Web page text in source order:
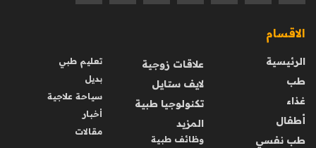
الاقسام
الرئيسية
طب
غذاء
أطفال
طب نفسي
علاقات زوجية
لايف ستايل
تكنولوجيا طبية
المزيد
وظائف طبية
تعليم طبي
بديل
سياحة علاجية
أخبار
مقالات